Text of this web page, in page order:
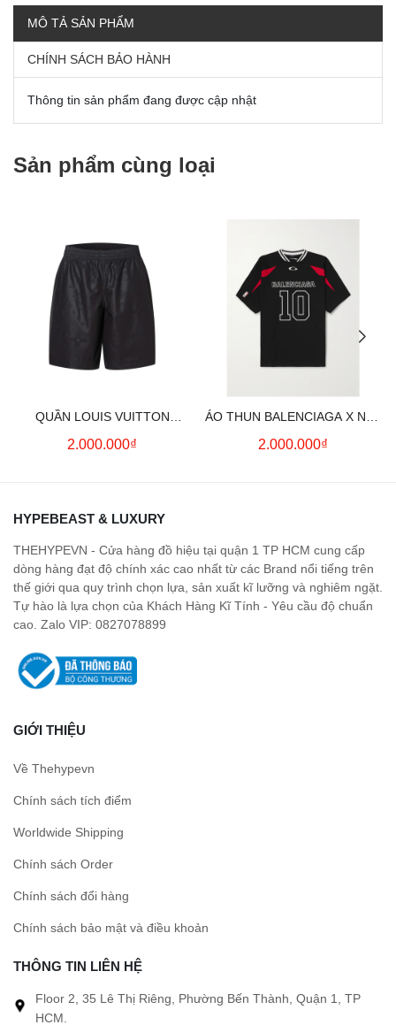
MÔ TẢ SẢN PHẨM
CHÍNH SÁCH BẢO HÀNH
Thông tin sản phẩm đang được cập nhật
Sản phẩm cùng loại
QUẦN LOUIS VUITTON
MONOGRAM MOIRE
2.000.000₫
ÁO THUN BALENCIAGA X NBA
LOGO COTTON JERSEY T-
2.000.000₫
HYPEBEAST & LUXURY
THEHYPEVN - Cửa hàng đồ hiệu tại quận 1 TP HCM cung cấp
dòng hàng đạt độ chính xác cao nhất từ các Brand nổi tiếng trên
thế giới qua quy trình chọn lựa, sản xuất kĩ lưỡng và nghiêm ngặt.
Tự hào là lựa chọn của Khách Hàng Kĩ Tính - Yêu cầu độ chuẩn
cao. Zalo VIP: 0827078899
GIỚI THIỆU
Về Thehypevn
Chính sách tích điểm
Worldwide Shipping
Chính sách Order
Chính sách đổi hàng
Chính sách bảo mật và điều khoản
THÔNG TIN LIÊN HỆ
Floor 2, 35 Lê Thị Riêng, Phường Bến Thành, Quận 1, TP
HCM.